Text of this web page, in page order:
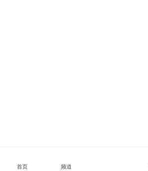
首页 频道